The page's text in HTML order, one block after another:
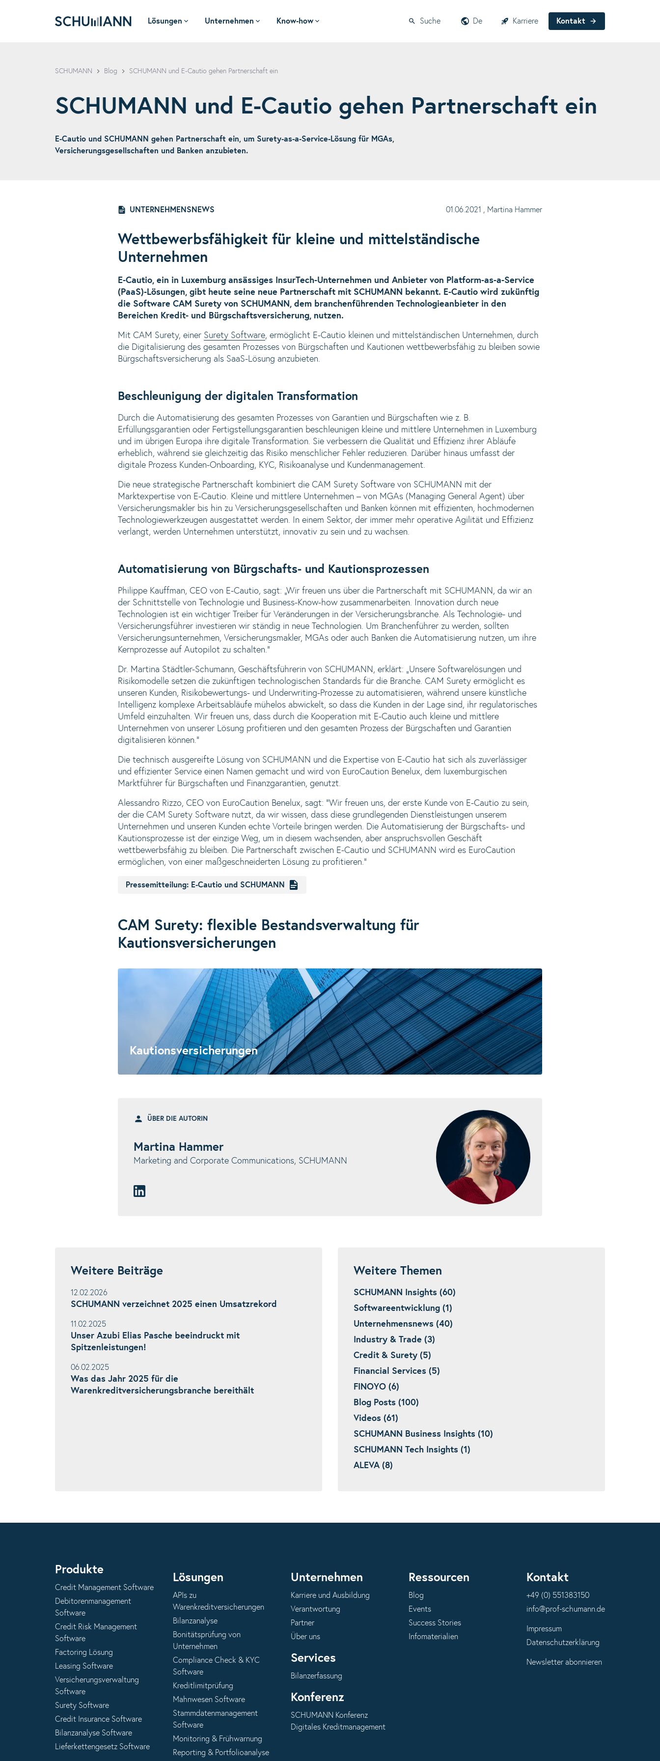
Lösungen Unternehmen Know-how Suche De Karriere Kontakt
SCHUMANN Blog SCHUMANN und E-Cautio gehen Partnerschaft ein
SCHUMANN und E-Cautio gehen Partnerschaft ein
E-Cautio und SCHUMANN gehen Partnerschaft ein, um Surety-as-a-Service-Lösung für MGAs,
Versicherungsgesellschaften und Banken anzubieten.
UNTERNEHMENSNEWS 01.06.2021 , Martina Hammer
Wettbewerbsfähigkeit für kleine und mittelständische
Unternehmen
E-Cautio, ein in Luxemburg ansässiges InsurTech-Unternehmen und Anbieter von Platform-as-a-Service
(PaaS)-Lösungen, gibt heute seine neue Partnerschaft mit SCHUMANN bekannt. E-Cautio wird zukünftig
die Software CAM Surety von SCHUMANN, dem branchenführenden Technologieanbieter in den
Bereichen Kredit- und Bürgschaftsversicherung, nutzen.
Mit CAM Surety, einer Surety Software, ermöglicht E-Cautio kleinen und mittelständischen Unternehmen, durch
die Digitalisierung des gesamten Prozesses von Bürgschaften und Kautionen wettbewerbsfähig zu bleiben sowie
Bürgschaftsversicherung als SaaS-Lösung anzubieten.
Beschleunigung der digitalen Transformation
Durch die Automatisierung des gesamten Prozesses von Garantien und Bürgschaften wie z. B.
Erfüllungsgarantien oder Fertigstellungsgarantien beschleunigen kleine und mittlere Unternehmen in Luxemburg
und im übrigen Europa ihre digitale Transformation. Sie verbessern die Qualität und Effizienz ihrer Abläufe
erheblich, während sie gleichzeitig das Risiko menschlicher Fehler reduzieren. Darüber hinaus umfasst der
digitale Prozess Kunden-Onboarding, KYC, Risikoanalyse und Kundenmanagement.
Die neue strategische Partnerschaft kombiniert die CAM Surety Software von SCHUMANN mit der
Marktexpertise von E-Cautio. Kleine und mittlere Unternehmen – von MGAs (Managing General Agent) über
Versicherungsmakler bis hin zu Versicherungsgesellschaften und Banken können mit effizienten, hochmodernen
Technologiewerkzeugen ausgestattet werden. In einem Sektor, der immer mehr operative Agilität und Effizienz
verlangt, werden Unternehmen unterstützt, innovativ zu sein und zu wachsen.
Automatisierung von Bürgschafts- und Kautionsprozessen
Philippe Kauffman, CEO von E-Cautio, sagt: „Wir freuen uns über die Partnerschaft mit SCHUMANN, da wir an
der Schnittstelle von Technologie und Business-Know-how zusammenarbeiten. Innovation durch neue
Technologien ist ein wichtiger Treiber für Veränderungen in der Versicherungsbranche. Als Technologie- und
Versicherungsführer investieren wir ständig in neue Technologien. Um Branchenführer zu werden, sollten
Versicherungsunternehmen, Versicherungsmakler, MGAs oder auch Banken die Automatisierung nutzen, um ihre
Kernprozesse auf Autopilot zu schalten.“
Dr. Martina Städtler-Schumann, Geschäftsführerin von SCHUMANN, erklärt: „Unsere Softwarelösungen und
Risikomodelle setzen die zukünftigen technologischen Standards für die Branche. CAM Surety ermöglicht es
unseren Kunden, Risikobewertungs- und Underwriting-Prozesse zu automatisieren, während unsere künstliche
Intelligenz komplexe Arbeitsabläufe mühelos abwickelt, so dass die Kunden in der Lage sind, ihr regulatorisches
Umfeld einzuhalten. Wir freuen uns, dass durch die Kooperation mit E-Cautio auch kleine und mittlere
Unternehmen von unserer Lösung profitieren und den gesamten Prozess der Bürgschaften und Garantien
digitalisieren können.“
Die technisch ausgereifte Lösung von SCHUMANN und die Expertise von E-Cautio hat sich als zuverlässiger
und effizienter Service einen Namen gemacht und wird von EuroCaution Benelux, dem luxemburgischen
Marktführer für Bürgschaften und Finanzgarantien, genutzt.
Alessandro Rizzo, CEO von EuroCaution Benelux, sagt: "Wir freuen uns, der erste Kunde von E-Cautio zu sein,
der die CAM Surety Software nutzt, da wir wissen, dass diese grundlegenden Dienstleistungen unserem
Unternehmen und unseren Kunden echte Vorteile bringen werden. Die Automatisierung der Bürgschafts- und
Kautionsprozesse ist der einzige Weg, um in diesem wachsenden, aber anspruchsvollen Geschäft
wettbewerbsfähig zu bleiben. Die Partnerschaft zwischen E-Cautio und SCHUMANN wird es EuroCaution
ermöglichen, von einer maßgeschneiderten Lösung zu profitieren."
Pressemitteilung: E-Cautio und SCHUMANN
CAM Surety: flexible Bestandsverwaltung für
Kautionsversicherungen
Kautionsversicherungen
ÜBER DIE AUTORIN
Martina Hammer
Marketing and Corporate Communications, SCHUMANN
Weitere Beiträge
12.02.2026
SCHUMANN verzeichnet 2025 einen Umsatzrekord
11.02.2025
Unser Azubi Elias Pasche beeindruckt mit
Spitzenleistungen!
06.02.2025
Was das Jahr 2025 für die
Warenkreditversicherungsbranche bereithält
Weitere Themen
SCHUMANN Insights (60)
Softwareentwicklung (1)
Unternehmensnews (40)
Industry & Trade (3)
Credit & Surety (5)
Financial Services (5)
FINOYO (6)
Blog Posts (100)
Videos (61)
SCHUMANN Business Insights (10)
SCHUMANN Tech Insights (1)
ALEVA (8)
Produkte
Credit Management Software
Debitorenmanagement
Software
Credit Risk Management
Software
Factoring Lösung
Leasing Software
Versicherungsverwaltung
Software
Surety Software
Credit Insurance Software
Bilanzanalyse Software
Lieferkettengesetz Software
Lösungen
APIs zu
Warenkreditversicherungen
Bilanzanalyse
Bonitätsprüfung von
Unternehmen
Compliance Check & KYC
Software
Kreditlimitprüfung
Mahnwesen Software
Stammdatenmanagement
Software
Monitoring & Frühwarnung
Reporting & Portfolioanalyse
Unternehmen
Karriere und Ausbildung
Verantwortung
Partner
Über uns
Services
Bilanzerfassung
Konferenz
SCHUMANN Konferenz
Digitales Kreditmanagement
Ressourcen
Blog
Events
Success Stories
Infomaterialien
Kontakt
+49 (0) 551383150
info@prof-schumann.de
Impressum
Datenschutzerklärung
Newsletter abonnieren